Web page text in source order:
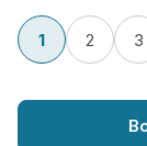
1 2 3